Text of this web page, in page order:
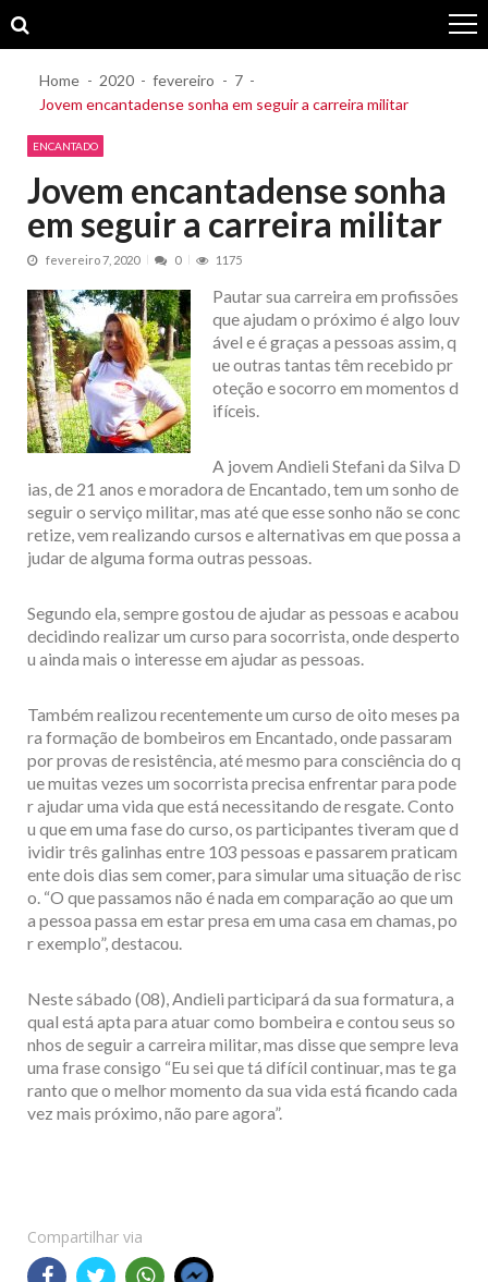
to
to
Home 2020 fevereiro
7
Jovem encantadense sonha em seguir a carreira militar
ENCANTADO
Jovem encantadense sonha
em seguir a carreira militar
fevereiro 7, 2020 0 1175
Pautar sua carreira em profissões
que ajudam o próximo é algo louv
ável e é graças a pessoas assim, q
ue outras tantas têm recebido pr
oteção e socorro em momentos d
ifíceis.
A jovem Andieli Stefani da Silva D
ias, de 21 anos e moradora de Encantado, tem um sonho de
seguir o serviço militar, mas até que esse sonho não se conc
retize, vem realizando cursos e alternativas em que possa a
judar de alguma forma outras pessoas.
Segundo ela, sempre gostou de ajudar as pessoas e acabou
decidindo realizar um curso para socorrista, onde desperto
u ainda mais o interesse em ajudar as pessoas.
Também realizou recentemente um curso de oito meses pa
ra formação de bombeiros em Encantado, onde passaram
por provas de resistência, até mesmo para consciência do q
ue muitas vezes um socorrista precisa enfrentar para pode
r ajudar uma vida que está necessitando de resgate. Conto
u que em uma fase do curso, os participantes tiveram que d
ividir três galinhas entre 103 pessoas e passarem praticam
ente dois dias sem comer, para simular uma situação de risc
o. “O que passamos não é nada em comparação ao que um
a pessoa passa em estar presa em uma casa em chamas, po
r exemplo”, destacou.
Neste sábado (08), Andieli participará da sua formatura, a
qual está apta para atuar como bombeira e contou seus so
nhos de seguir a carreira militar, mas disse que sempre leva
uma frase consigo “Eu sei que tá difícil continuar, mas te ga
ranto que o melhor momento da sua vida está ficando cada
vez mais próximo, não pare agora”.
Compartilhar via